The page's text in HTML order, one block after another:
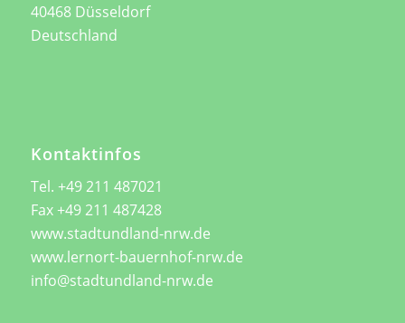
40468 Düsseldorf
Deutschland
Kontaktinfos
Tel. +49 211 487021
Fax +49 211 487428
www.stadtundland-nrw.de
www.lernort-bauernhof-nrw.de
info@stadtundland-nrw.de